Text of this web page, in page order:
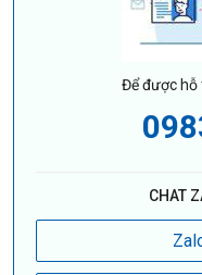
Để được hỗ
CHAT